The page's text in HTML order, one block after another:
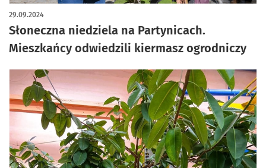
Słoneczna niedziela na Partynicach.
Mieszkańcy odwiedzili kiermasz ogrodniczy
29.09.2024
artykuł z galerią zdjęć